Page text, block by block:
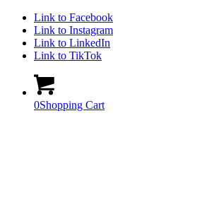
Link to Facebook
Link to Instagram
Link to LinkedIn
Link to TikTok
0Shopping Cart